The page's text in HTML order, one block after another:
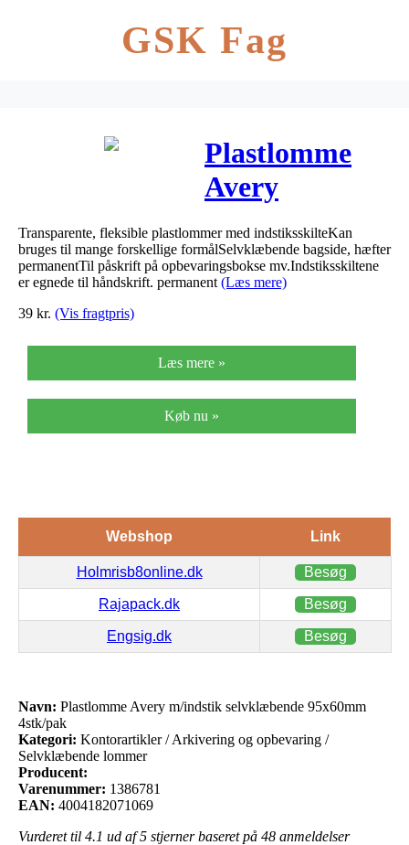
GSK Fag
Plastlomme
Avery
m/indstik
selvklæbende
95x60mm
Transparente, fleksible plastlommer med indstiksskilteKan
bruges til mange forskellige formålSelvklæbende bagside, hæfter
permanentTil påskrift på opbevaringsbokse mv.Indstiksskiltene
er egnede til håndskrift. permanent (Læs mere)
39 kr. (Vis fragtpris)
Læs mere »
Køb nu »
Webshop Link
Holmrisb8online.dk Besøg
Rajapack.dk Besøg
Engsig.dk Besøg
Navn: Plastlomme Avery m/indstik selvklæbende 95x60mm
4stk/pak
Kategori: Kontorartikler / Arkivering og opbevaring /
Selvklæbende lommer
Producent:
Varenummer: 1386781
EAN: 4004182071069
Vurderet til 4.1 ud af 5 stjerner baseret på 48 anmeldelser